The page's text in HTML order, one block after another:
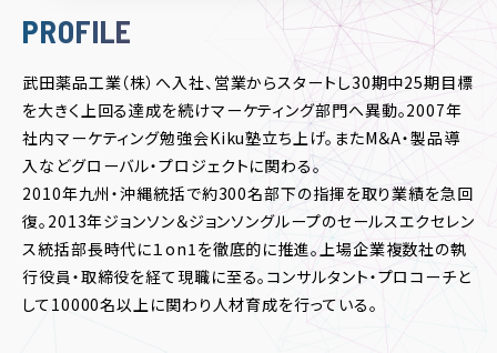
PROFILE
武田薬品工業（株）へ入社、営業からスタートし30期中25期目標
を大きく上回る達成を続けマーケティング部門へ異動。2007年
社内マーケティング勉強会Kiku塾立ち上げ。またM＆A・製品導
入などグローバル・プロジェクトに関わる。
2010年九州・沖縄統括で約300名部下の指揮を取り業績を急回
復。2013年ジョンソン＆ジョンソングループのセールスエクセレン
ス統括部長時代に１on1を徹底的に推進。上場企業複数社の執
行役員・取締役を経て現職に至る。コンサルタント・プロコーチと
して10000名以上に関わり人材育成を行っている。